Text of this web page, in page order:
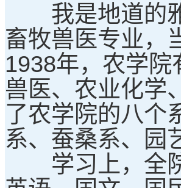
我是地道的雅
畜牧兽医专业，
1938年，农学
兽医、农业化学
了农学院的八个
系、蚕桑系、园
学习上，全院